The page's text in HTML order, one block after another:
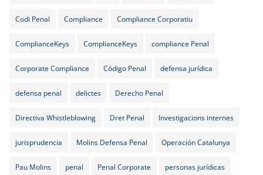
Codi Penal Compliance Compliance Corporatiu
ComplianceKeys ComplianceKeys compliance Penal
Corporate Compliance Código Penal defensa jurídica
defensa penal delictes Derecho Penal
Directiva Whistleblowing Dret Penal Investigacions internes
jurisprudencia Molins Defensa Penal Operación Catalunya
Pau Molins penal Penal Corporate personas jurídicas